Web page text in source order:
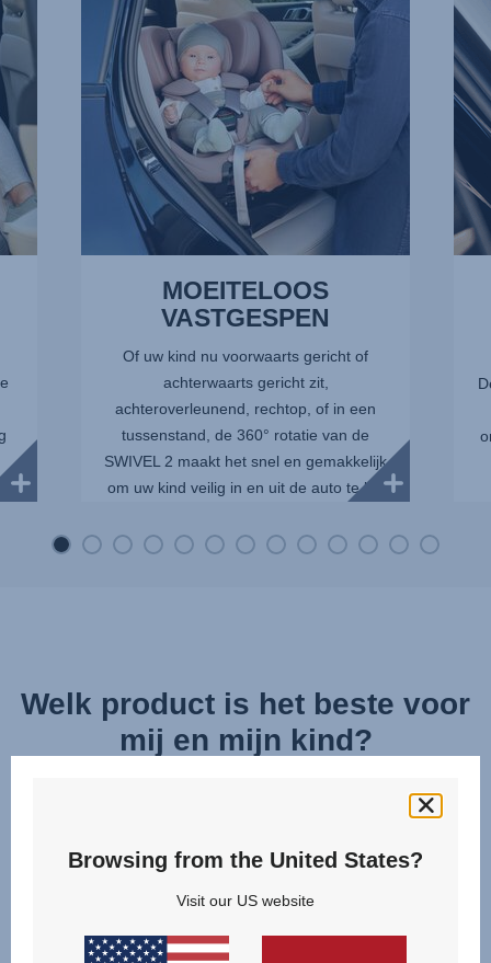
MOEITELOOS
VASTGESPEN
Of uw kind nu voorwaarts gericht of
achterwaarts gericht zit,
achteroverleunend, rechtop, of in een
tussenstand, de 360° rotatie van de
SWIVEL 2 maakt het snel en gemakkelijk
om uw kind veilig in en uit de auto te k...
van
13
Welk product is het beste voor
mij en mijn kind?
Bekijk en vergelijk onze modellen uit de categorie
DRAAIBARE AUTOSTOELTJES VANAF DE
GEBOORTE
KLIK OM TE VERGELIJKEN
Browsing from the United States?
Visit our US website